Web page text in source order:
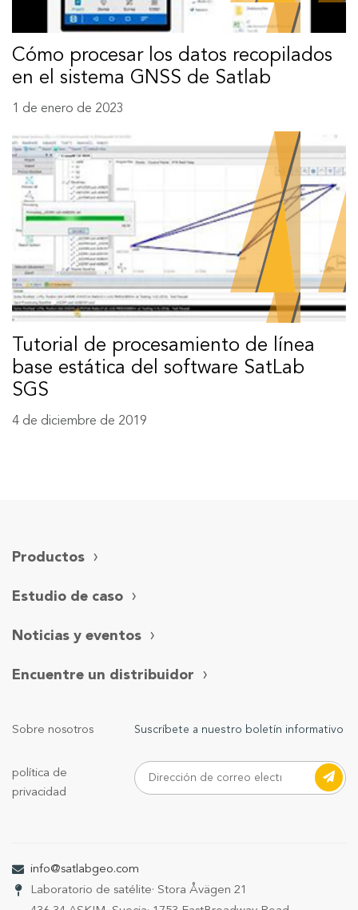
Cómo procesar los datos recopilados
en el sistema GNSS de Satlab
1 de enero de 2023
Tutorial de procesamiento de línea
base estática del software SatLab
SGS
4 de diciembre de 2019
Laboratorio de satélite· Stora Åvägen 21
info@satlabgeo.com
Productos
Estudio de caso
Noticias y eventos
Encuentre un distribuidor
Sobre nosotros
política de
privacidad
Suscríbete a nuestro boletín informativo